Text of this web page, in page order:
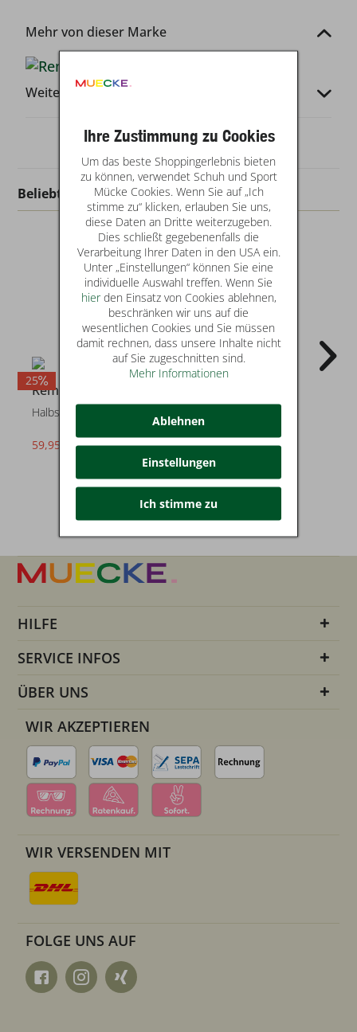
Mehr von dieser Marke
Weitere Infos
Beliebt in dieser Kategorie
25
Remonte
Halbschuhe
59,95 € statt* 79,95 € 79,95 €
HILFE
SERVICE INFOS
ÜBER UNS
WIR AKZEPTIEREN
WIR VERSENDEN MIT
FOLGE UNS AUF
Ihre Zustimmung zu Cookies
Um das beste Shoppingerlebnis bieten
zu können, verwendet Schuh und Sport
Mücke Cookies. Wenn Sie auf „Ich
stimme zu“ klicken, erlauben Sie uns,
diese Daten an Dritte weiterzugeben.
Dies schließt gegebenenfalls die
Verarbeitung Ihrer Daten in den USA ein.
Unter „Einstellungen“ können Sie eine
individuelle Auswahl treffen. Wenn Sie
hierden Einsatz von Cookies ablehnen,
beschränken wir uns auf die
wesentlichen Cookies und Sie müssen
damit rechnen, dass unsere Inhalte nicht
auf Sie zugeschnitten sind.
Mehr Informationen
Ablehnen
Einstellungen
Ich stimme zu